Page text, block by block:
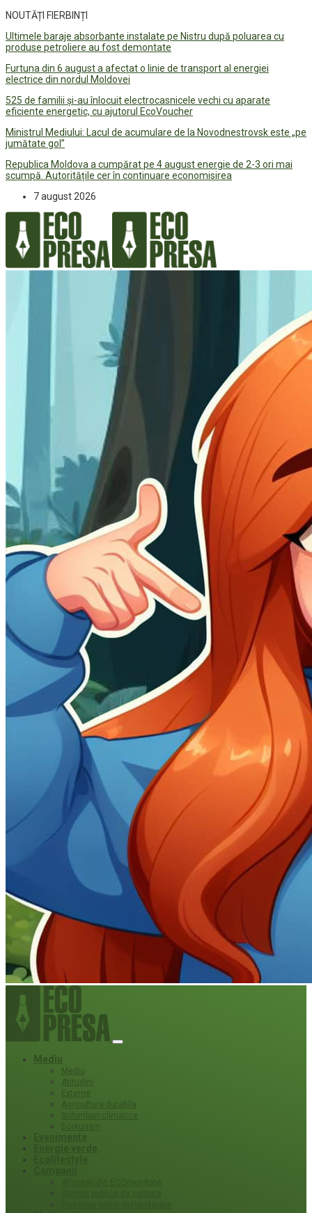
NOUTĂȚI FIERBINȚI
Ultimele baraje absorbante instalate pe Nistru după poluarea cu
produse petroliere au fost demontate
Furtuna din 6 august a afectat o linie de transport al energiei
electrice din nordul Moldovei
525 de familii și-au înlocuit electrocasnicele vechi cu aparate
eficiente energetic, cu ajutorul EcoVoucher
Ministrul Mediului: Lacul de acumulare de la Novodnestrovsk este „pe
jumătate gol”
Republica Moldova a cumpărat pe 4 august energie de 2-3 ori mai
scumpă. Autoritățile cer în continuare economisirea
7 august 2026
Mediu
Mediu
Atitudini
Externe
Agricultura durabila
Schimbari climatice
Ecoturism